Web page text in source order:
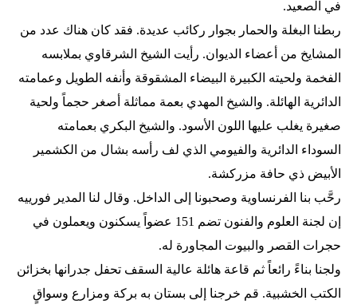
في الصعيد.
ربطنا البغلة والحمار بجوار ركائب عديدة. فقد كان هناك عدد من
المشايخ من أعضاء الديوان. رأيت الشيخ الشرقاوي بملابسه
الفخمة ولحيته الكبيرة البيضاء المشقوقة وأنفه الطويل وعمامته
الدائرية الهائلة. والشيخ المهدي بعمة مماثلة أصغر حجماً ولحية
صغيرة يغلب عليها اللون الأسود. والشيخ البكري بعمامته
السوداء الدائرية والفيومي الذي لف رأسه بشال من الكشمير
الأبيض ذي حافة مزركشة.
رحَّب بنا الفرنساوية وصحبونا إلى الداخل. وقال لنا المدير فورييه
إن لجنة العلوم والفنون تضم 151 عضواً يسكنون ويعملون في
حجرات القصر والبيوت المجاورة له.
ولجنا بناءً رائعاً ثم قاعة هائلة عالية السقف تحفل جدرانها بخزائن
الكتب الخشبية. قم خرجنا إلى بستان به بركة ومزارع وسواقٍ